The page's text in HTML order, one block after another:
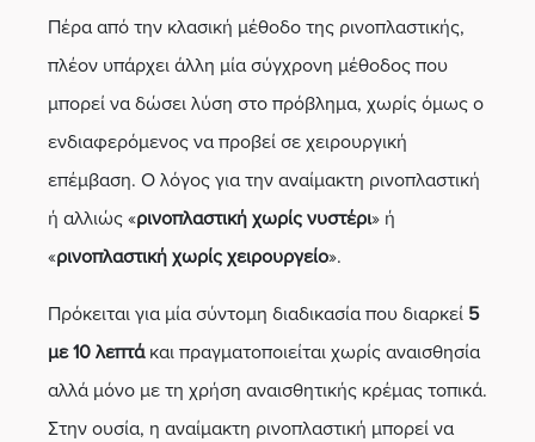
Πέρα από την κλασική μέθοδο της ρινοπλαστικής,
πλέον υπάρχει άλλη μία σύγχρονη μέθοδος που
μπορεί να δώσει λύση στο πρόβλημα, χωρίς όμως ο
ενδιαφερόμενος να προβεί σε χειρουργική
επέμβαση. Ο λόγος για την αναίμακτη ρινοπλαστική
ή αλλιώς «ρινοπλαστική χωρίς νυστέρι» ή
«ρινοπλαστική χωρίς χειρουργείο».
Πρόκειται για μία σύντομη διαδικασία που διαρκεί 5
με 10 λεπτάκαι πραγματοποιείται χωρίς αναισθησία
αλλά μόνο με τη χρήση αναισθητικής κρέμας τοπικά.
Στην ουσία, η αναίμακτη ρινοπλαστική μπορεί να